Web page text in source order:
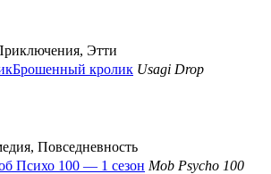
Этти
Брошенный кролик Usagi Drop
Повседневность
Психо 100 — 1 сезон Mob Psycho 100